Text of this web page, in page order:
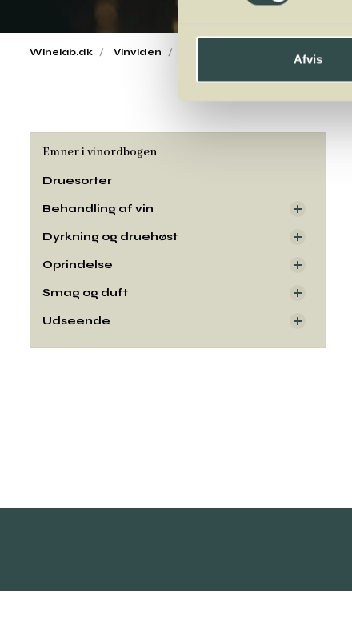
Afvis
Winelab.dk Vinviden Druesorter
Emner i vinordbogen
Druesorter
Behandling af vin
Dyrkning og druehøst
Oprindelse
Smag og duft
Udseende